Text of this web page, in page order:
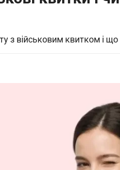
з військовим квитком і